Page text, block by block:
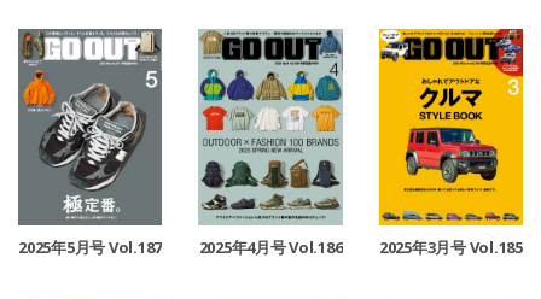
2025年5月号 Vol.187 2025年4月号 Vol.186 2025年3月号 Vol.185